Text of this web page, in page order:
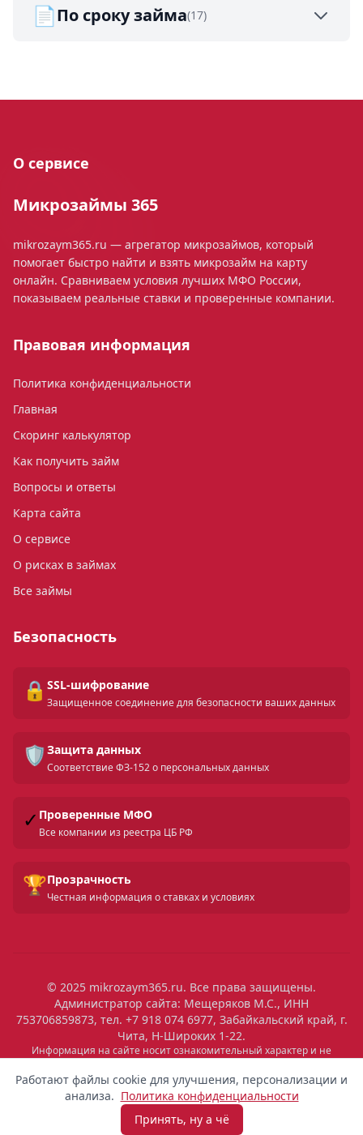
Взять микрозайм
Работают файлы cookie для улучшения, персонализации и
анализа. Политика конфиденциальности
Принять, ну а чё
📄По сроку займа(17)
О сервисе
Микрозаймы 365
mikrozaym365.ru — агрегатор микрозаймов, который
помогает быстро найти и взять микрозайм на карту
онлайн. Сравниваем условия лучших МФО России,
показываем реальные ставки и проверенные компании.
Правовая информация
Политика конфиденциальности
Главная
Скоринг калькулятор
Как получить займ
Вопросы и ответы
Карта сайта
О сервисе
О рисках в займах
Все займы
Безопасность
🔒 SSL-шифрование
Защищенное соединение для безопасности ваших данных
🛡️ Защита данных
Соответствие ФЗ-152 о персональных данных
✓ Проверенные МФО
Все компании из реестра ЦБ РФ
🏆Прозрачность
Честная информация о ставках и условиях
© 2025 mikrozaym365.ru. Все права защищены.
Администратор сайта: Мещеряков М.С., ИНН
753706859873, тел. +7 918 074 6977, Забайкальский край, г.
Чита, Н-Широких 1-22.
Информация на сайте носит ознакомительный характер и не
является публичной офертой. Все условия микрозаймов уточняйте
на сайтах МФО. Помните: займ — это обязательство, которое
необходимо исполнять. Невыполнение обязательств влечет штрафы
и ухудшение кредитной истории. Услуги предоставляются
микрофинансовыми организациями, состоящими в реестре ЦБ РФ.